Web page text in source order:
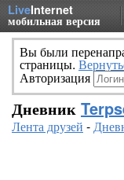
LiveInternet
мобильная версия
Вы были
страницы.
Авторизация
Дневник
Лента друзей -